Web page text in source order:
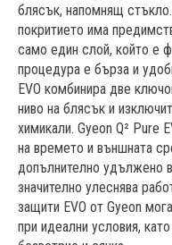
блясък, напомнящ
покритието има
само един слой, който е
процедура е бърза и
EVO комбинира две
ниво на блясък и
химикали. Gyeon Q² Pure
на времето и външната
допълнително удължено
значително улеснява
защити EVO от Gyeon
при идеални условия,